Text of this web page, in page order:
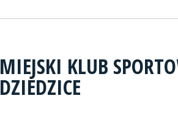
MIEJSKI KLUB
DZIEDZICE